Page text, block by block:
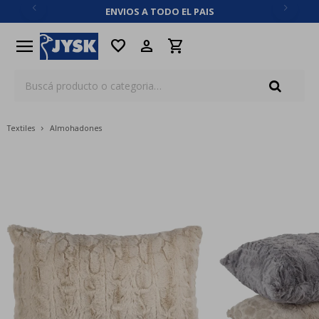
ENVIOS A TODO EL PAIS
menu favorite
Textiles Almohadones
close